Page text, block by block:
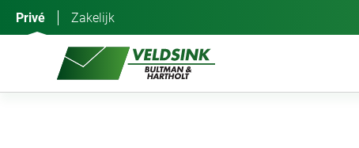
Privé Zakelijk